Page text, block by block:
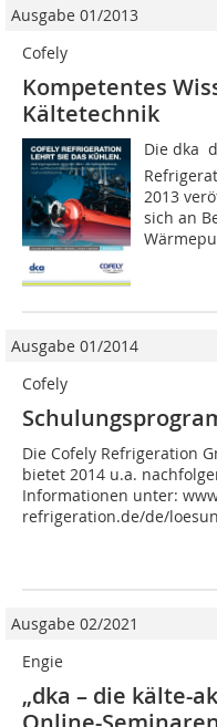
Ausgabe 01/2013
Cofely
Kompetentes
Kältetechnik
Die dka
2013
sich an
Ausgabe 01/2014
Cofely
Die Cofely Refrigeration
bietet 2014 u.a.
Informationen unter:
refrigeration.de/de/
Ausgabe 02/2021
Engie
„dka – die kälte-